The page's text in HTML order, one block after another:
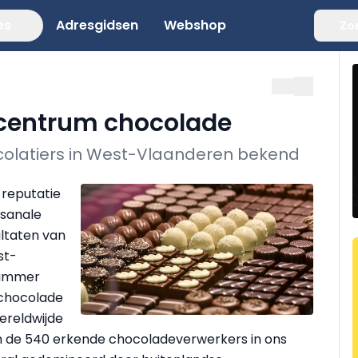
Adresgidsen Webshop
chocolade
in West-Vlaanderen bekend
reputatie
van
540 erkende chocoladeverwerkers in ons